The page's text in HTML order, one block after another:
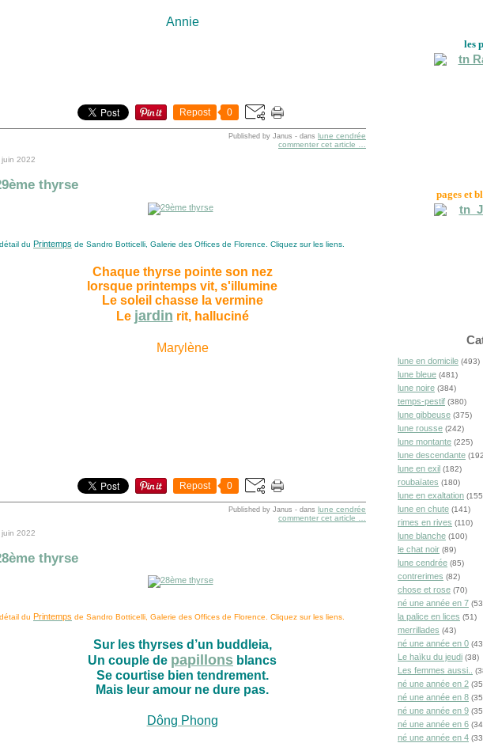
Annie
Repost 0
Published by Janus - dans lune cendrée
commenter cet article
juin 2022
thyrse
détail du Printemps de Sandro Botticelli, Galerie des Offices de Florence. Cliquez sur les liens.
Chaque thyrse pointe son nez
lorsque printemps vit, s'illumine
Le soleil chasse la vermine
Le jardin rit, halluciné
Marylène
Repost 0
Published by Janus - dans lune cendrée
commenter cet article
juin 2022
thyrse
détail du Printemps de Sandro Botticelli, Galerie des Offices de Florence. Cliquez sur les liens.
Sur les thyrses d’un buddleia,
Un couple de papillons blancs
Se courtise bien tendrement.
Mais leur amour ne dure pas.
Dông Phong
les
pages et
lune en domicile (493)
lune bleue (481)
lune noire (384)
temps-pestif (380)
lune gibbeuse (375)
lune rousse (242)
lune montante (225)
lune descendante
lune en exil (182)
roubaïates (180)
lune en exaltation
lune en chute (141)
rimes en rives (110)
lune blanche (100)
le chat noir (89)
lune cendrée (85)
contrerimes (82)
chose et rose (70)
né une année en 7
la palice en lices (51)
merrillades (43)
né une année en 0
Le haïku du jeudi (38)
Les femmes aussi..
né une année en 2
né une année en 8
né une année en 9
né une année en 6
né une année en 4